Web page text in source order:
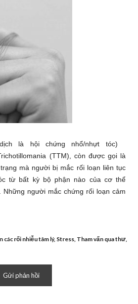
dịch là hội chứng nhổ/nhựt tóc)
(TTM), còn được gọi là
mà người bị mắc rối loạn liên tục
từ bất kỳ bộ phận nào của cơ thể
Những người mắc chứng rối loạn cảm
các rối nhiễu tâm lý, Stress, Tham vấn qua thư,
Gửi phản hồi